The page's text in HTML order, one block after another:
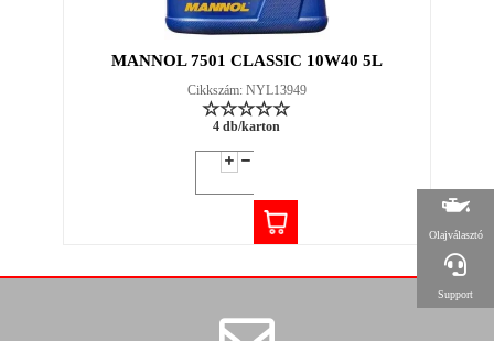
MANNOL 7501 CLASSIC 10W40 5L
Cikkszám: NYL13949
4 db/karton
Olajválasztó
Support